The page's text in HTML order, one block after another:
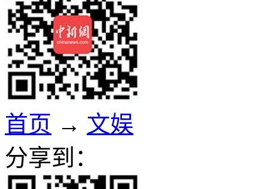
首页 → 文娱
分享到：